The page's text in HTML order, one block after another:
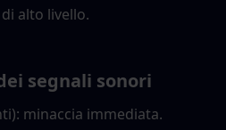
alto livello.
segnali sonori
minaccia immediata.